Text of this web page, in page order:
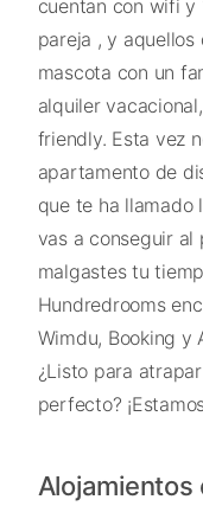
cuentan con wifi y
pareja , y aquellos
mascota con un
alquiler
friendly. Esta vez
apartamento de
que te ha llamado
vas a conseguir al
malgastes tu
Hundredrooms
Wimdu, Booking y
¿Listo para
perfecto?
Alojamientos